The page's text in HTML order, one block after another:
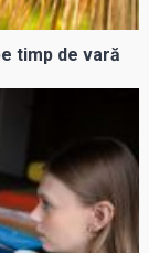
timp de vară